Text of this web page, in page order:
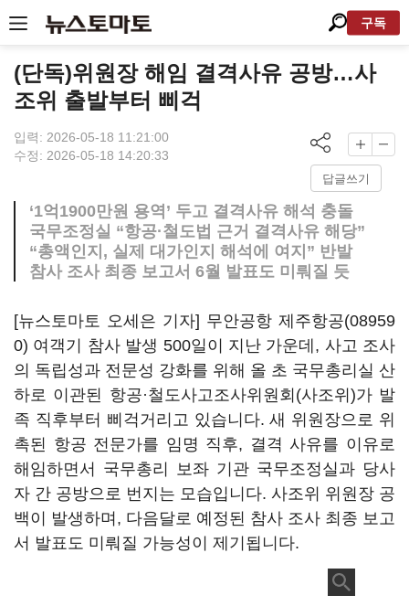
구독
(단독)위원장 해임 결격사유 공방…사
조위 출발부터 삐걱
입력: 2026-05-18 11:21:00
수정: 2026-05-18 14:20:33
답글쓰기
‘1억1900만원 용역’ 두고 결격사유 해석 충돌
국무조정실 “항공·철도법 근거 결격사유 해당”
“총액인지, 실제 대가인지 해석에 여지” 반발
참사 조사 최종 보고서 6월 발표도 미뤄질 듯
[뉴스토마토 오세은 기자] 무안공항 제주항공(08959
0) 여객기 참사 발생 500일이 지난 가운데, 사고 조사
의 독립성과 전문성 강화를 위해 올 초 국무총리실 산
하로 이관된 항공·철도사고조사위원회(사조위)가 발
족 직후부터 삐걱거리고 있습니다. 새 위원장으로 위
촉된 항공 전문가를 임명 직후, 결격 사유를 이유로
해임하면서 국무총리 보좌 기관 국무조정실과 당사
자 간 공방으로 번지는 모습입니다. 사조위 위원장 공
백이 발생하며, 다음달로 예정된 참사 조사 최종 보고
서 발표도 미뤄질 가능성이 제기됩니다.